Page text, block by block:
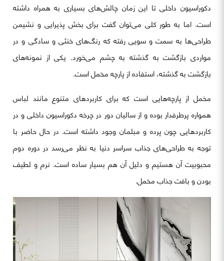
دکوراسیون داخلی تا این زمان چالش‌های بسیاری به همراه داشته
است. اما به طور کلی می‌توان گفت برای بخش پذیرایی و نشیمن
طراحی‌ها به سمت و سویی رفته که رنگ‌های خنثی و سادگی و در
مواردی بازگشت به گذشته به چشم می‌خورد. یکی از نمونه‌های
بازگشت به گذشته، استفاده از پارچه مخمل است.
مخمل از پارچه‌هایی است که برای کاربردهای متنوع مانند لباس
همواره پرطرفدار بوده و از سالیان دور در چرخه دکوراسیون داخلی و در
کاربردهایی چون پرده و مبلمان وجود داشته است. در حال حاضر با
توجه به طراحی‌های جذاب سراسر دنیا به نظر می‌رسد در دوره دوم
محبوبیت آن هستیم و دلیل آن هم بسیار ساده است. نرم و لطیف
بودن و بافت جذاب مخمل.